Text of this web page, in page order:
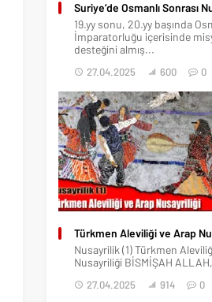
Suriye’de Osmanlı Sonrası
19.yy sonu, 20.yy başında
İmparatorluğu içerisinde
desteğini almış...
27.04.2025 600 0
Türkmen Aleviliği ve Arap
Nusayrilik (1) Türkmen
Nusayriliği BİSMİŞAH
27.04.2025 914 0